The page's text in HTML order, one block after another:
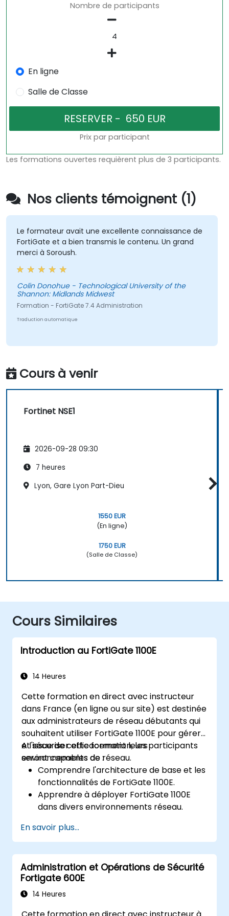
Nombre de participants
En ligne
Salle de Classe
Prix par participant
Les formations ouvertes requièrent plus de 3 participants.
Nos clients témoignent (1)
Le formateur avait une excellente connaissance de
FortiGate et a bien transmis le contenu. Un grand
merci à Soroush.
Colin Donohue - Technological University of the
Shannon: Midlands Midwest
Formation - FortiGate 7.4 Administration
Traduction automatique
Cours à venir
Fortinet NSE1
2026-09-28 09:30
7 heures
Lyon, Gare Lyon Part-Dieu
1550 EUR
(En ligne)
1750 EUR
(Salle de Classe)
Cours Similaires
Introduction au FortiGate 1100E
14 Heures
Cette formation en direct avec instructeur
dans France (en ligne ou sur site) est destinée
aux administrateurs de réseau débutants qui
souhaitent utiliser FortiGate 1100E pour gérer
et sécuriser efficacement leurs
environnements de réseau.
A l'issue de cette formation, les participants
seront capables de :
Comprendre l'architecture de base et les
fonctionnalités de FortiGate 1100E.
Apprendre à déployer FortiGate 1100E
dans divers environnements réseau.
tâches de configuration et de gestion de
base.
Comprendre les politiques de sécurité,
NAT et VPN.
Apprendre à surveiller et à maintenir le
FortiGate 1100E.
En savoir plus...
Administration et Opérations de Sécurité
Fortigate 600E
14 Heures